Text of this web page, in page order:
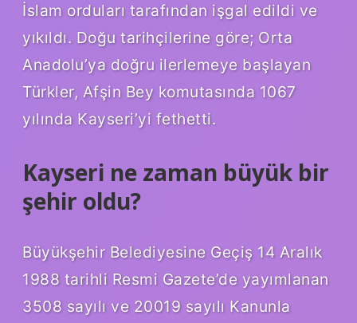
İslam orduları tarafından işgal edildi ve
yıkıldı. Doğu tarihçilerine göre; Orta
Anadolu’ya doğru ilerlemeye başlayan
Türkler, Afşin Bey komutasında 1067
yılında Kayseri’yi fethetti.
Kayseri ne zaman büyük bir
şehir oldu?
Büyükşehir Belediyesine Geçiş 14 Aralık
1988 tarihli Resmi Gazete’de yayımlanan
3508 sayılı ve 20019 sayılı Kanunla